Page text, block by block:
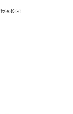
e.K. -